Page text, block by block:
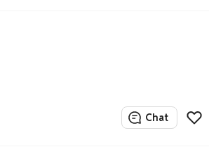
Chat